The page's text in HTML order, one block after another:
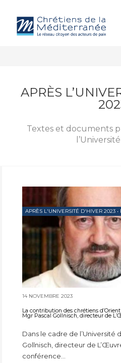
APRÈS
Textes et documents
APRÈS L'UNIVERSITÉ D'HIVER 2023 •
14 NOVEMBRE 2023
La contribution des chrétiens
Mgr Pascal Gollnisch, directeur de
Dans le cadre de l’Université
Gollnisch, directeur de
conférence...